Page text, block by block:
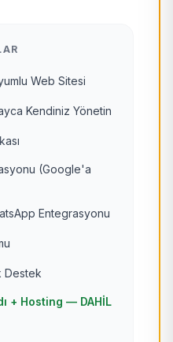
Web Sitesi
Kendiniz Yönetin
(Google'a
Entegrasyonu
Destek
+ Hosting — DAHİL